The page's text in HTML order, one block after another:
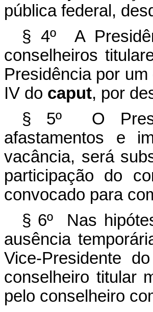
pública federal,
§ 4º A
conselheiros
Presidência por
IV do caput, por
§ 5º O
afastamentos e
vacância, será
participação do
convocado para
§ 6º Nas
ausência
Vice-Presidente
conselheiro titular
pelo conselheiro